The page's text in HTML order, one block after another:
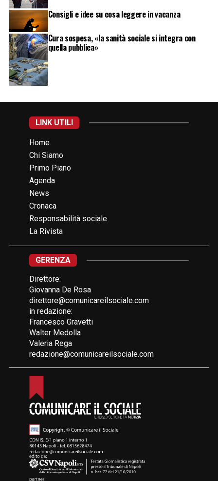
Consigli e idee su cosa leggere in vacanza
Cura sospesa, «la sanità sociale si integra con
quella pubblica»
LINK UTILI
Home
Chi Siamo
Primo Piano
Agenda
News
Cronaca
Responsabilità sociale
La Rivista
GERENZA
Direttore:
Giovanna De Rosa
direttore@comunicareilsociale.com
in redazione:
Francesco Gravetti
Walter Medolla
Valeria Rega
redazione@comunicareilsociale.com